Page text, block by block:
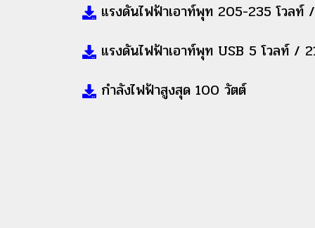
แรงดันไฟฟ้าเอาท์พุท 205-235 โวลท์
แรงดันไฟฟ้าเอาท์พุท USB 5 โวลท์ /
กำลังไฟฟ้าสูงสุด 100 วัตต์